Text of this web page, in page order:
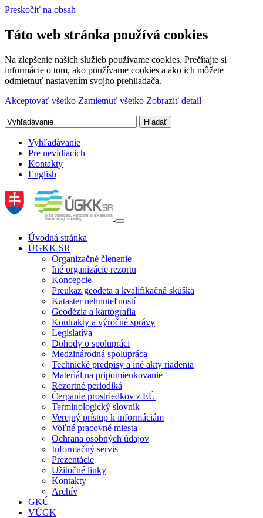
Preskočiť na obsah
Táto web stránka používá cookies
Na zlepšenie našich služieb používame cookies. Prečítajte si
informácie o tom, ako používame cookies a ako ich môžete
odmietnuť nastavením svojho prehliadača.
Akceptovať všetko Zamietnuť všetko Zobraziť detail
Vyhľadávanie
Pre nevidiacich
Kontakty
English
Úvodná stránka
ÚGKK SR
Organizačné členenie
Iné organizácie rezortu
Koncepcie
Preukaz geodeta a kvalifikačná skúška
Kataster nehnuteľností
Geodézia a kartografia
Kontrakty a výročné správy
Legislatíva
Dohody o spolupráci
Medzinárodná spolupráca
Technické predpisy a iné akty riadenia
Materiál na pripomienkovanie
Rezortné periodiká
Čerpanie prostriedkov z EÚ
Terminologický slovník
Verejný prístup k informáciám
Voľné pracovné miesta
Ochrana osobných údajov
Informačný servis
Prezentácie
Užitočné linky
Kontakty
Archív
GKÚ
VÚGK